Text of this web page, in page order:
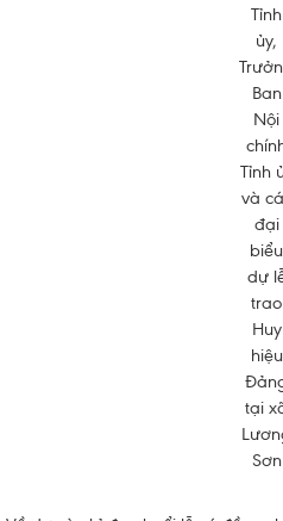
Tỉnh
ủy,
Ban
Nội
Tỉnh
và
đại
biểu
dự
trao
Huy
hiệu
tại
Sơn